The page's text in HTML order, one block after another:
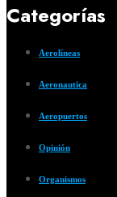
Categorías
Aerolíneas
Aeronautica
Aeropuertos
Opinión
Organismos